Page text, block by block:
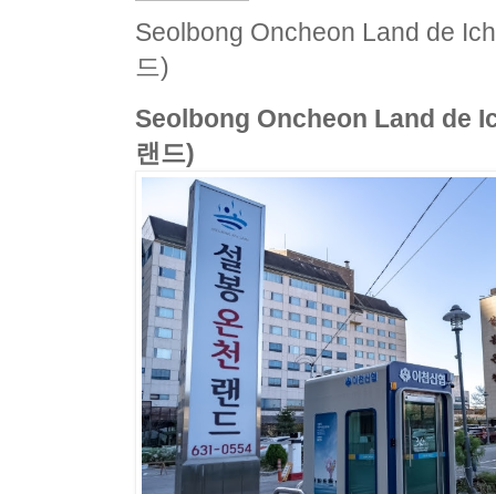
Seolbong Oncheon Land de
드)
Seolbong Oncheon Land de
랜드)